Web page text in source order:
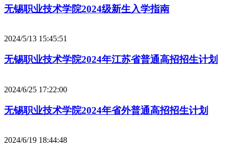
无锡职业技术学院2024级新生入学指南
2024/5/13 15:45:51
无锡职业技术学院2024年江苏省普通高招招生计划
2024/6/25 17:22:00
无锡职业技术学院2024年省外普通高招招生计划
2024/6/19 18:44:48